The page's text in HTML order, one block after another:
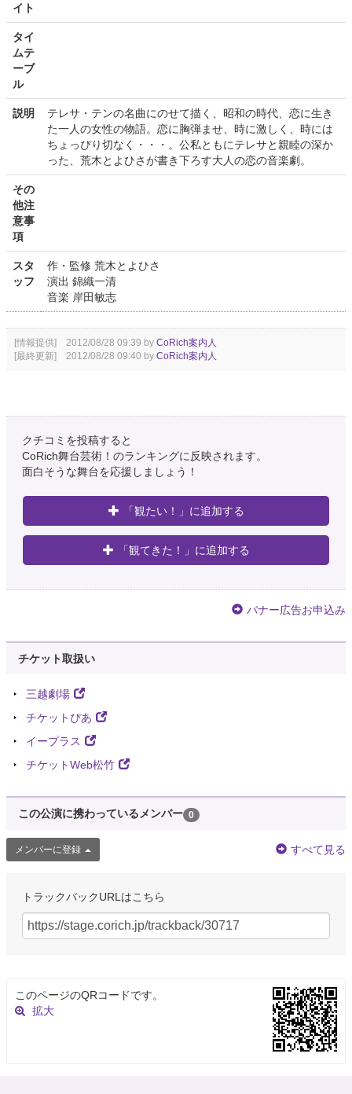
イト
タイ
ムテ
ーブ
ル
説明
テレサ・テンの名曲にのせて描く、昭和の時代、恋に生き
た一人の女性の物語。恋に胸弾ませ、時に激しく、時には
ちょっぴり切なく・・・。公私ともにテレサと親睦の深か
った、荒木とよひさが書き下ろす大人の恋の音楽劇。
その
他注
意事
項
スタ
ッフ
作・監修 荒木とよひさ
演出 錦織一清
音楽 岸田敏志
[情報提供] 2012/08/28 09:39 by CoRich案内人
[最終更新] 2012/08/28 09:40 by CoRich案内人
クチコミを投稿すると
CoRich舞台芸術！のランキングに反映されます。
面白そうな舞台を応援しましょう！
「観たい！」に追加する
「観てきた！」に追加する
バナー広告お申込み
チケット取扱い
三越劇場
チケットぴあ
イープラス
チケットWeb松竹
この公演に携わっているメンバー 0
メンバーに登録 すべて見る
トラックバックURLはこちら
このページのQRコードです。
拡大